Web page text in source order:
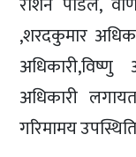
,शरदकुमार
अधिकारी
गरिमामय